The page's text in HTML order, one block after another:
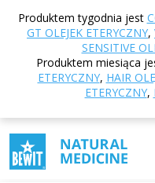
Produktem tygodnia jest
GT OLEJEK ETERYCZNY,
SENSITIVE
Produktem miesiąca
ETERYCZNY, HAIR
ETERYCZNY,
Strona główna
diety
Bewitella
BEWITELLA
PYSZNY KREM Z
SUPERFOODS
4.81 Pokaż